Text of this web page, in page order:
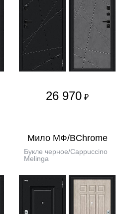
26 970 ₽
Мило МФ/BChrome
Букле черное/Cappuccino
Melinga